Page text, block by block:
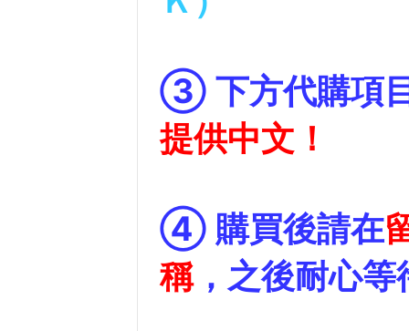
③ 下方代購項
提供中文！
④ 購買後請在
稱，之後耐心等